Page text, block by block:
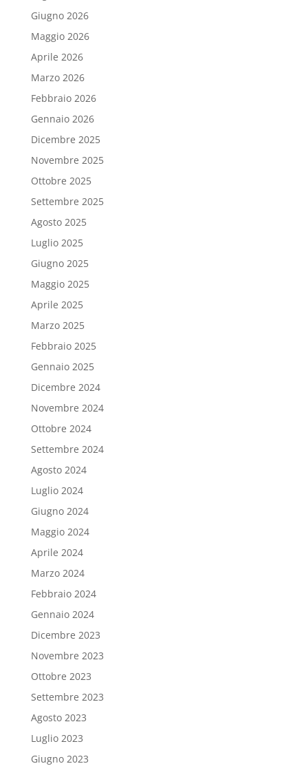
Giugno 2026
Maggio 2026
Aprile 2026
Marzo 2026
Febbraio 2026
Gennaio 2026
Dicembre 2025
Novembre 2025
Ottobre 2025
Settembre 2025
Agosto 2025
Luglio 2025
Giugno 2025
Maggio 2025
Aprile 2025
Marzo 2025
Febbraio 2025
Gennaio 2025
Dicembre 2024
Novembre 2024
Ottobre 2024
Settembre 2024
Agosto 2024
Luglio 2024
Giugno 2024
Maggio 2024
Aprile 2024
Marzo 2024
Febbraio 2024
Gennaio 2024
Dicembre 2023
Novembre 2023
Ottobre 2023
Settembre 2023
Agosto 2023
Luglio 2023
Giugno 2023